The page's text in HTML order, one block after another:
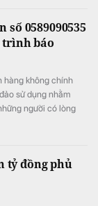
0589090535
trình báo
hàng không chính
sử dụng nhằm
người có lòng
tỷ đồng phủ